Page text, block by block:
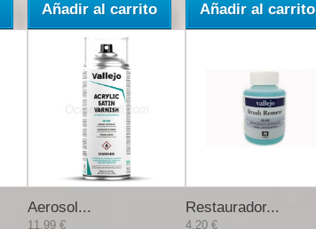
Añadir al carrito Añadir al carrito
Aerosol...
11,99 €
Restaurador...
4,20 €